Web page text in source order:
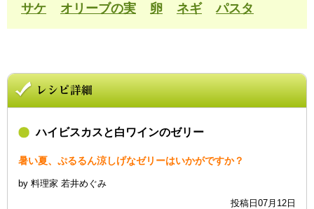
サケ オリーブの実 卵 ネギ パスタ
ハイビスカスと白ワインのゼリー
暑い夏、ぷるるん涼しげなゼリーはいかがですか？
by 料理家 若井めぐみ
投稿日07月12日